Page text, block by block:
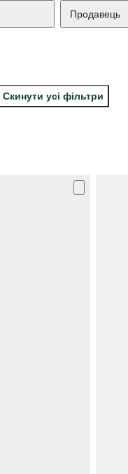
Продавець
Скинути усі фільтри